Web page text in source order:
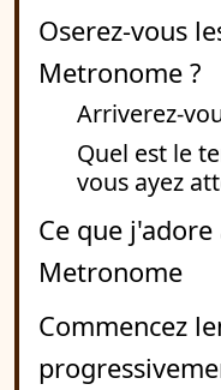
Oserez-vous
Metronome ?
Arriverez-
Quel est le
vous ayez
Ce que j'adore
Metronome
Commencez